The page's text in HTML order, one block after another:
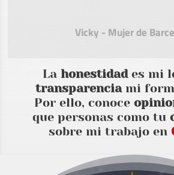
Vicky - Mujer de
La honestidades mi
transparenciami
Por ello, conoce
que personas como tu
sobre mi trabajo en